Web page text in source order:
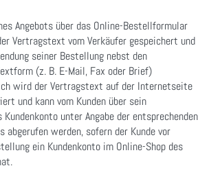
Angebots über das Online-Bestellformular
Vertragstext vom Verkäufer gespeichert und
seiner Bestellung nebst den
(z. B. E-Mail, Fax oder Brief)
wird der Vertragstext auf der Internetseite
und kann vom Kunden über sein
unter Angabe der entsprechenden
abgerufen werden, sofern der Kunde vor
ein Kundenkonto im Online-Shop des